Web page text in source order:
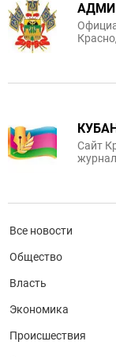
Сайт
Все новости
Общество
Власть
Экономика
Происшествия